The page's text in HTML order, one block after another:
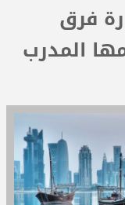
فرق
المدرب